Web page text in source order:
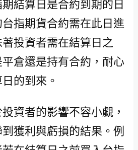
結算日是合約到期的日
指期貨合約需在此日進
投資者需在結算日之
倉還是持有合約，耐心
的到來。
資者的影響不容小覷，
獲利與虧損的結果。例